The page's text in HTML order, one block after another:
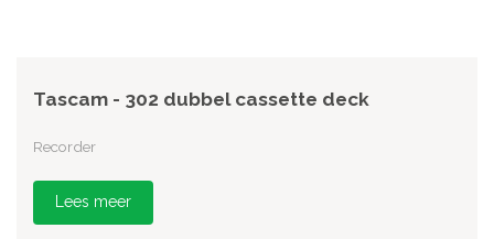
Tascam - 302 dubbel cassette deck
Recorder
Lees meer